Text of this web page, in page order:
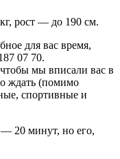
рост — до 190 см.
для вас время,
07 70.
мы вписали вас в
ждать (помимо
спортивные и
20 минут, но его,